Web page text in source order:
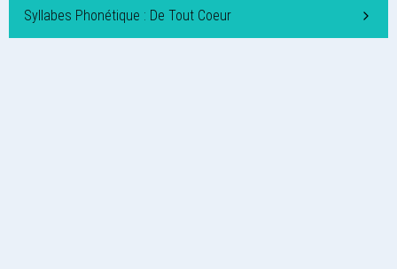
Syllabes Phonétique : De Tout Coeur